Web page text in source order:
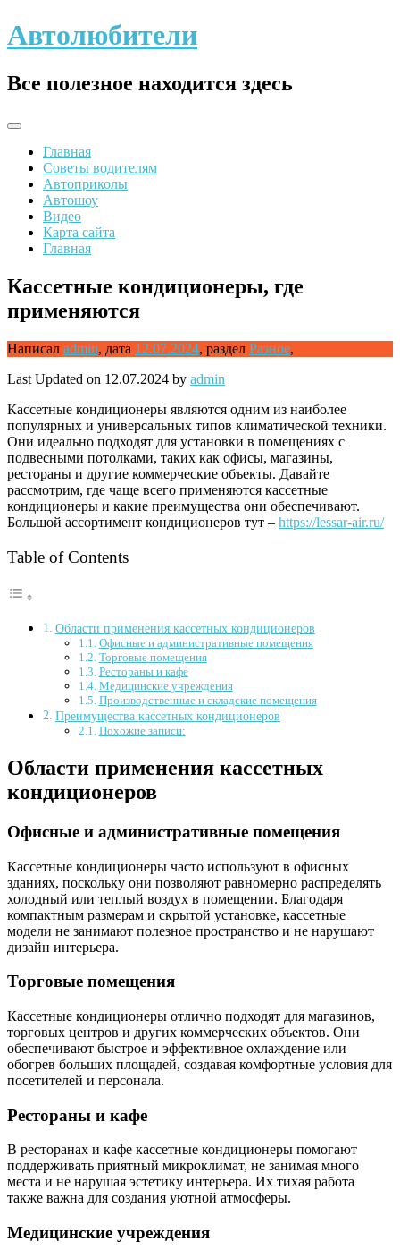
Skip
to
Автолюбители
Все полезное находится здесь
Главная
Советы водителям
Автоприколы
Автошоу
Видео
Карта сайта
Главная
Кассетные кондиционеры, где
применяются
Написал admin, дата 12.07.2024, раздел Разное,
Last Updated on 12.07.2024 by admin
Кассетные кондиционеры являются одним из наиболее
популярных и универсальных типов климатической техники.
Они идеально подходят для установки в помещениях с
подвесными потолками, таких как офисы, магазины,
рестораны и другие коммерческие объекты. Давайте
рассмотрим, где чаще всего применяются кассетные
кондиционеры и какие преимущества они обеспечивают.
Большой ассортимент кондиционеров тут – https://lessar-air.ru/
Table of Contents
Области применения кассетных кондиционеров
Офисные и административные помещения
Торговые помещения
Рестораны и кафе
Медицинские учреждения
Производственные и складские помещения
Преимущества кассетных кондиционеров
Похожие записи:
Области применения кассетных
кондиционеров
Офисные и административные помещения
Кассетные кондиционеры часто используют в офисных
зданиях, поскольку они позволяют равномерно распределять
холодный или теплый воздух в помещении. Благодаря
компактным размерам и скрытой установке, кассетные
модели не занимают полезное пространство и не нарушают
дизайн интерьера.
Торговые помещения
Кассетные кондиционеры отлично подходят для магазинов,
торговых центров и других коммерческих объектов. Они
обеспечивают быстрое и эффективное охлаждение или
обогрев больших площадей, создавая комфортные условия для
посетителей и персонала.
Рестораны и кафе
В ресторанах и кафе кассетные кондиционеры помогают
поддерживать приятный микроклимат, не занимая много
места и не нарушая эстетику интерьера. Их тихая работа
также важна для создания уютной атмосферы.
Медицинские учреждения